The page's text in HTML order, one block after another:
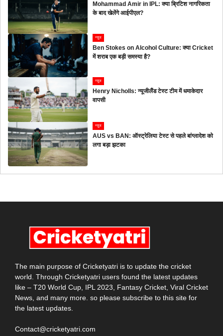
Mohammad Amir in IPL: क्या ब्रिटिश नागरिकता
के बाद खेलेंगे आईपीएल?
न्यूज
Ben Stokes on Alcohol Culture: क्या Cricket
में शराब एक बड़ी समस्या है?
न्यूज
Henry Nicholls: न्यूजीलैंड टेस्ट टीम में धमाकेदार
वापसी
न्यूज
AUS vs BAN: ऑस्ट्रेलिया टेस्ट से पहले बांग्लादेश को
लगा बड़ा झटका
The main purpose of Cricketyatri is to update the cricket
world. Through Cricketyatri users found the latest updates
like – T20 World Cup, IPL 2023, Fantasy Cricket, Viral Cricket
News, and many more. so please subscribe to this site for
the latest updates.
Contact@cricketyatri.com